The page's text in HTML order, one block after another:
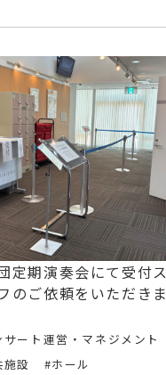
定期演奏会にて受付ス
のご依頼をいただきま
ート運営・マネジメント
設
#ホール